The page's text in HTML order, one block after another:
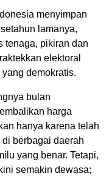
menyimpan
lamanya,
tenaga, pikiran dan
elektoral
demokratis.
bulan
harga
hanya karena telah
berbagai daerah
yang benar. Tetapi,
semakin dewasa;